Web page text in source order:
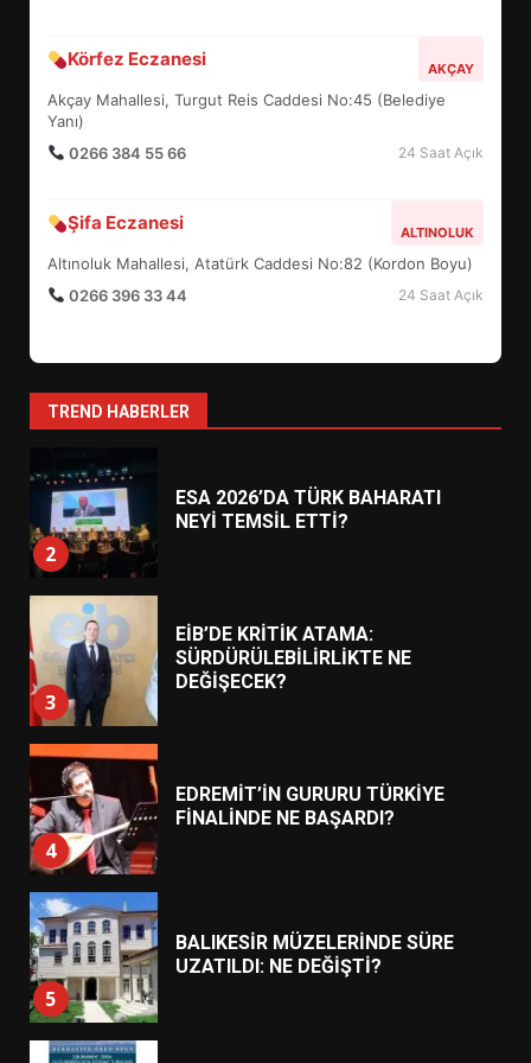
Körfez Eczanesi AKÇAY
Akçay Mahallesi, Turgut Reis Caddesi No:45 (Belediye
Yanı)
0266 384 55 66
24 Saat Açık
Şifa Eczanesi ALTINOLUK
Altınoluk Mahallesi, Atatürk Caddesi No:82 (Kordon Boyu)
0266 396 33 44
24 Saat Açık
TREND HABERLER
6
TURNUVASI KAYITLARI NEYİ
7
YENİ YÖNETİM NASIL
ŞEKİLLENDİ?
1
HAREKETE GEÇİYOR: GÖZLER
2
ESA 2026’DA TÜRK BAHARATI
NEYİ TEMSİL ETTİ?
3
EİB’DE KRİTİK ATAMA:
SÜRDÜRÜLEBİLİRLİKTE NE
DEĞİŞECEK?
4
EDREMİT’İN GURURU TÜRKİYE
FİNALİNDE NE BAŞARDI?
5
BALIKESİR MÜZELERİNDE SÜRE
UZATILDI: NE DEĞİŞTİ?